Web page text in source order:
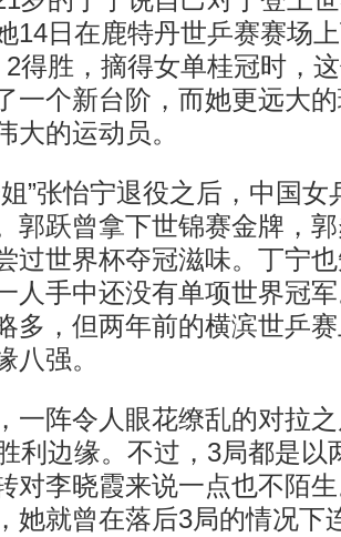
14日在鹿特丹世乒赛赛场
2得胜，摘得女单桂冠时，
一个新台阶，而她更远大
大的运动员。
张怡宁退役之后，中国女
郭跃曾拿下世锦赛金牌，
过世界杯夺冠滋味。丁宁
人手中还没有单项世界冠
多，但两年前的横滨世乒
八强。
阵令人眼花缭乱的对拉之
利边缘。不过，3局都是以
对李晓霞来说一点也不陌
她就曾在落后3局的情况下